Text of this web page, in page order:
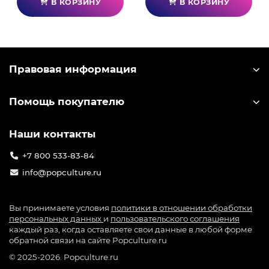
В КОРЗИНУ В КОРЗИНУ
Правовая информация
Помощь покупателю
Наши контакты
+7 800 533-83-84
info@popculture.ru
Вы принимаете условия политики в отношении обработки
персональных данных и пользовательского соглашения
каждый раз, когда оставляете свои данные в любой форме
обратной связи на сайте Popculture.ru
© 2025-2026. Popculture.ru